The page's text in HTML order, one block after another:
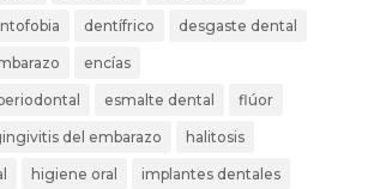
dentífrico desgaste dental
encías
esmalte dental flúor
del embarazo halitosis
higiene oral implantes dentales